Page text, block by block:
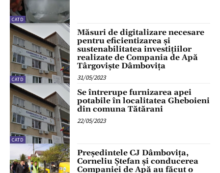
CATD
CATD
Măsuri de digitalizare necesare
pentru eficientizarea și
sustenabilitatea investițiilor
realizate de Compania de Apă
Târgoviște Dâmbovița
31/05/2023
CATD
Se întrerupe furnizarea apei
potabile în localitatea Gheboieni
din comuna Tătărani
22/05/2023
Președintele CJ Dâmbovița,
Corneliu Ștefan și conducerea
Companiei de Apă au făcut o